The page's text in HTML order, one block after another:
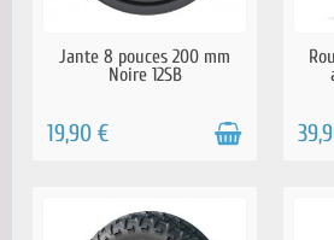
EN STOCK
Jante 8 pouces 200 mm
Noire 12SB
19,90 €